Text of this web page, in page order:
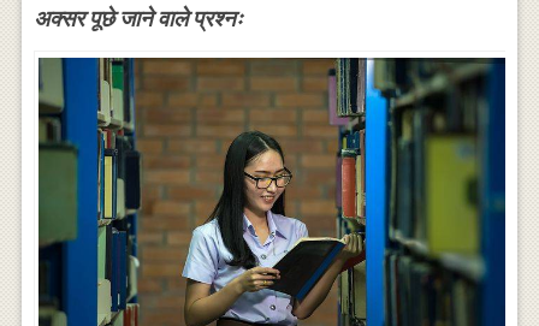
अक्सर पूछे जाने वाले प्रश्नः